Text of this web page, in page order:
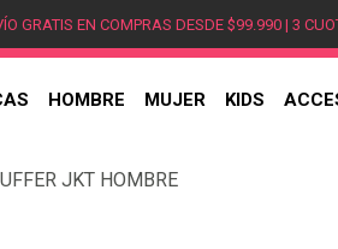
GRATIS EN COMPRAS DESDE $99.990 | 3
HOMBRE MUJER KIDS
JKT HOMBRE